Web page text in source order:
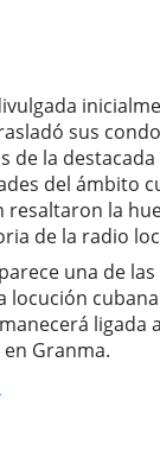
sus
de la
del ámbito
la
de la radio
una de
locución
ligada
Granma.